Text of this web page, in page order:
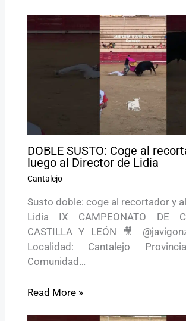
DOBLE SUSTO: Coge al
luego al Director de Lidia
Cantalejo
Susto doble: coge al recortador y
Lidia IX CAMPEONATO DE
CASTILLA Y LEÓN 🎥
Localidad: Cantalejo
Comunidad…
Read More »